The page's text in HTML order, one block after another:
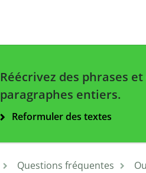
Réécrivez des phrases et
paragraphes entiers.
Reformuler des textes
Questions fréquentes